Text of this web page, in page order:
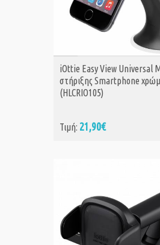
ΑΓΟΡΑ
iOttie Easy View Universal
στήριξης Smartphone
(HLCRIO105)
Τιμή: 21,90€